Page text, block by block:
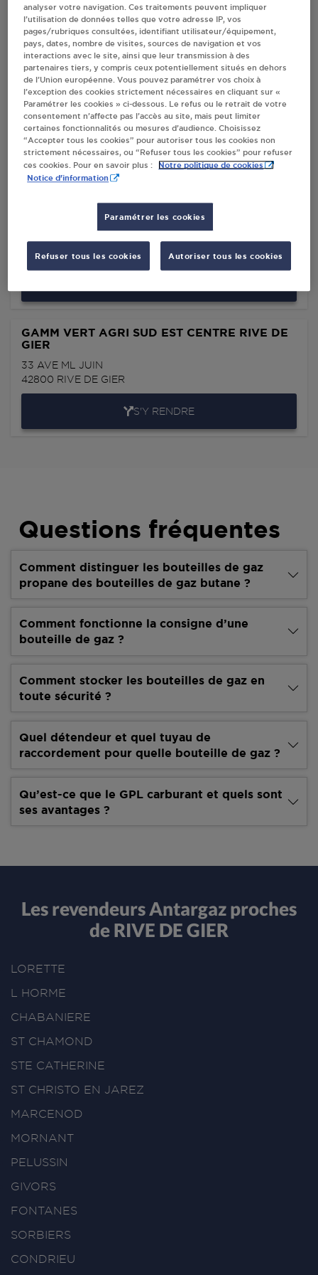
Villes
CARREFOUR MARKET - RIPADIS RIVE DE
GIER
RUE JEAN BAPTISTE BERLIER
42800RIVE DE GIER
S'Y RENDRE
DISTRIBUTEUR AUTOMATIQUE 24/24
INTERMARCHE RIVE DE GIER
42800
RIVE DE GIER
GAMM VERT AGRI SUD EST CENTRE RIVE DE
GIER
33 AVE ML JUIN
42800 RIVE DE GIER
S'Y RENDRE
Questions fréquentes
Comment distinguer les bouteilles de gaz
propane des bouteilles de gaz butane ?
Comment fonctionne la consigne d’une
bouteille de gaz ?
Comment stocker les bouteilles de gaz en
toute sécurité ?
Quel détendeur et quel tuyau de
raccordement pour quelle bouteille de gaz ?
Qu’est-ce que le GPL carburant et quels sont
ses avantages ?
Les revendeurs Antargaz proches
de RIVE DE GIER
LORETTE
L HORME
CHABANIERE
ST CHAMOND
STE CATHERINE
ST CHRISTO EN JAREZ
MARCENOD
MORNANT
PELUSSIN
GIVORS
FONTANES
SORBIERS
CONDRIEU
analyser votre navigation. Ces traitements peuvent impliquer
l’utilisation de données telles que votre adresse IP, vos
pages/rubriques consultées, identifiant utilisateur/équipement,
pays, dates, nombre de visites, sources de navigation et vos
interactions avec le site, ainsi que leur transmission à des
partenaires tiers, y compris ceux potentiellement situés en dehors
de l’Union européenne. Vous pouvez paramétrer vos choix à
l’exception des cookies strictement nécessaires en cliquant sur «
Paramétrer les cookies » ci-dessous. Le refus ou le retrait de votre
consentement n’affecte pas l’accès au site, mais peut limiter
certaines fonctionnalités ou mesures d’audience. Choisissez
“Accepter tous les cookies” pour autoriser tous les cookies non
strictement nécessaires, ou “Refuser tous les cookies” pour refuser
ces cookies. Pour en savoir plus :
Notre politique de cookies
Notice d'information
Paramétrer les cookies
Refuser tous les cookies Autoriser tous les cookies